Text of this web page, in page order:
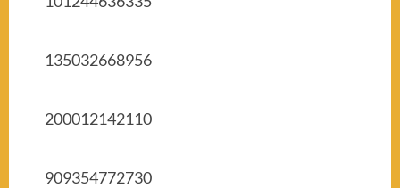
135032668956
200012142110
909354772730